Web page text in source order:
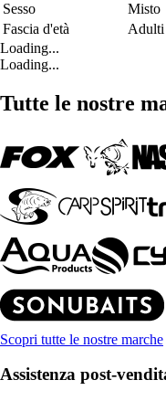
Sesso
Misto
Fascia d'età
Adulti
Loading...
Loading...
Tutte le nostre
Scopri tutte le nostre marche
Assistenza post-